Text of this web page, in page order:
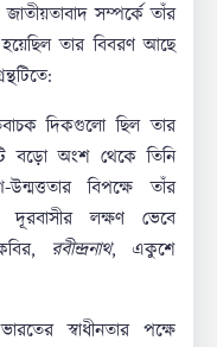
সম্পর্কে তাঁর
তার বিবরণ আছে
দিকগুলো ছিল তার
বড়ো অংশ থেকে তিনি
বিপক্ষে তাঁর
দূরবাসীর লক্ষণ ভেবে
রবীন্দ্রনাথ, একুশে
স্বাধীনতার পক্ষে